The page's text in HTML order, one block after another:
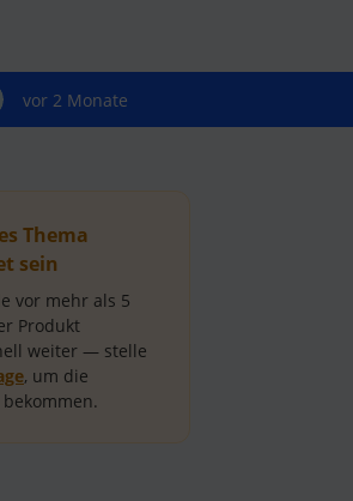
vor 2 Monate
Thema
sein
vor mehr als 5
Produkt
weiter — stelle
, um die